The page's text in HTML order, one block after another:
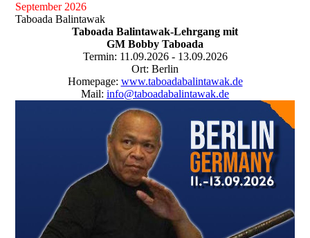
September 2026
Taboada Balintawak
Taboada Balintawak-Lehrgang mit
GM Bobby Taboada
Termin: 11.09.2026 - 13.09.2026
Ort: Berlin
Homepage: www.taboadabalintawak.de
Mail: info@taboadabalintawak.de